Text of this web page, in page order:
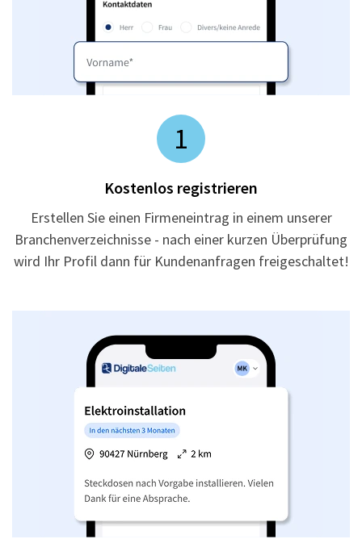
1
Kostenlos registrieren
Erstellen Sie einen Firmeneintrag in einem unserer
Branchenverzeichnisse - nach einer kurzen Überprüfung
wird Ihr Profil dann für Kundenanfragen freigeschaltet!